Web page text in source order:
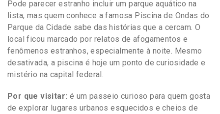
Pode parecer estranho incluir um parque aquático na
lista, mas quem conhece a famosa Piscina de Ondas do
Parque da Cidade sabe das histórias que a cercam. O
local ficou marcado por relatos de afogamentos e
fenômenos estranhos, especialmente à noite. Mesmo
desativada, a piscina é hoje um ponto de curiosidade e
mistério na capital federal.
Por que visitar: é um passeio curioso para quem gosta
de explorar lugares urbanos esquecidos e cheios de